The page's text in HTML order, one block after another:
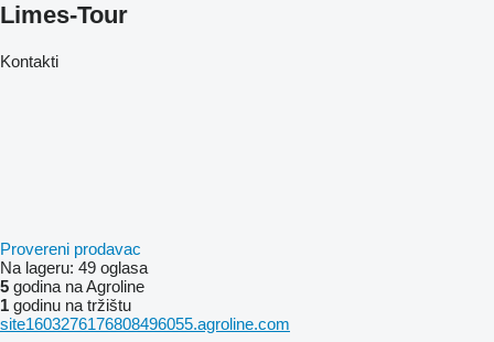
Limes-Tour
Kontakti
Provereni prodavac
Na lageru: 49 oglasa
5 godina na Agroline
1 godinu na tržištu
site1603276176808496055.agroline.com